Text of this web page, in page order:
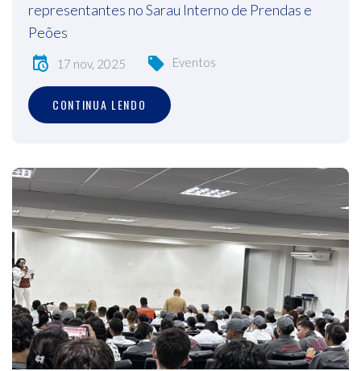
representantes no Sarau Interno de Prendas e
Peões
17 nov, 2025 Eventos
CONTINUA LENDO